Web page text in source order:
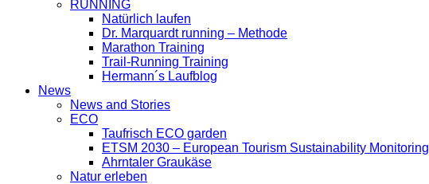
RUNNING
Natürlich laufen
Dr. Marquardt running – Methode
Marathon Training
Trail-Running Training
Hermann´s Laufblog
News
News and Stories
ECO
Taufrisch ECO garden
ETSM 2030 – European Tourism Sustainability Monitoring
Ahrntaler Graukäse
Natur erleben